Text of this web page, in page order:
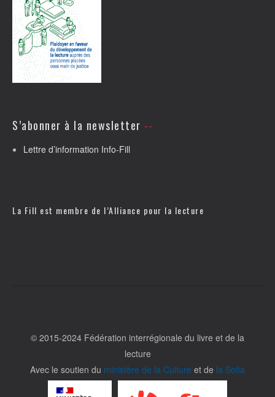
S’abonner à la newsletter
Lettre d’information Info-Fill
La Fill est membre de l’Alliance pour la lecture
© 2015-2024 Fédération interrégionale du livre et de la
lecture
Avec le soutien du ministère de la Culture et de la Sofia